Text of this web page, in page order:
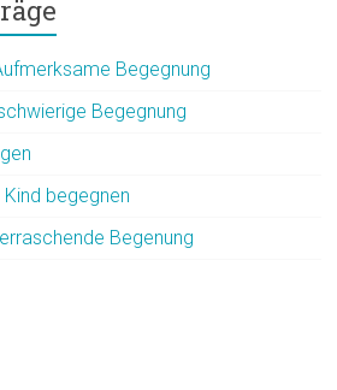
Begegnung
Begegnung
begegnen
Begenung